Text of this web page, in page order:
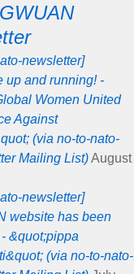
newsletter]
up and running! -
Women United
Against
(via no-to-nato-
Mailing List) August
newsletter]
website has been
&quot;pippa
(via no-to-nato-